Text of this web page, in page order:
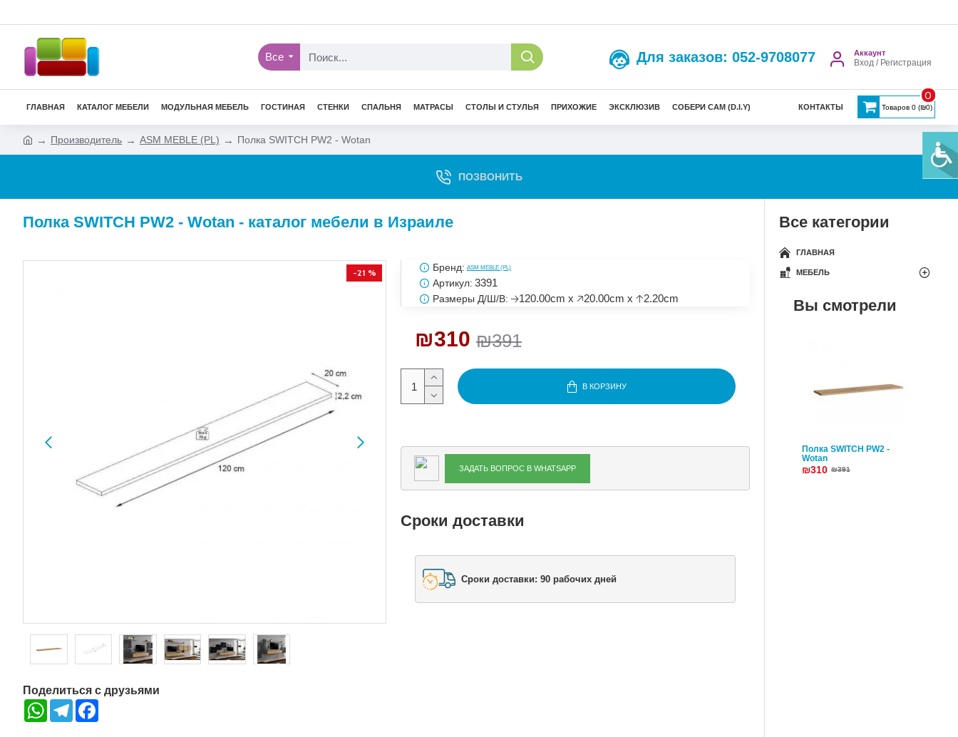
Все Для заказов: 052-9708077 Аккаунт
Вход / Регистрация
ГЛАВНАЯ КАТАЛОГ МЕБЕЛИ МОДУЛЬНАЯ МЕБЕЛЬ ГОСТИНАЯ СТЕНКИ СПАЛЬНЯ МАТРАСЫ СТОЛЫ И СТУЛЬЯ ПРИХОЖИЕ ЭКСКЛЮЗИВ СОБЕРИ САМ (D.I.Y) КОНТАКТЫ Товаров 0 (₪0)
0
Производитель ASM MEBLE (PL) Полка SWITCH PW2 - Wotan
ПОЗВОНИТЬ
Полка SWITCH PW2 - Wotan - каталог мебели в Израиле
-21 %
Поделиться с друзьями
WhatsAppTelegram
₪391
₪310
Бренд: ASM MEBLE (PL)
Артикул: 3391
Размеры Д/Ш/В: 🡢120.00cm x 🡥20.00cm x 🡡2.20cm
В КОРЗИНУ
ЗАДАТЬ ВОПРОС В WHATSAPP
Сроки доставки
Сроки доставки: 90 рабочих дней
Все категории
ГЛАВНАЯ
МЕБЕЛЬ
Вы смотрели
Полка SWITCH PW2 -
Wotan
₪310 ₪391